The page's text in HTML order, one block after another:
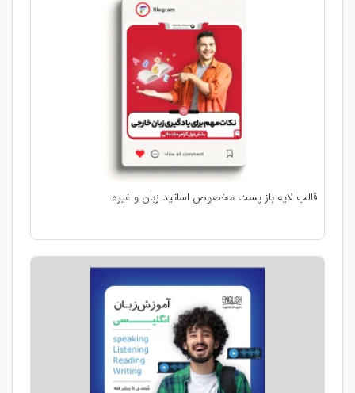
قالب لایه باز پست مخصوص اساتید زبان و غیره